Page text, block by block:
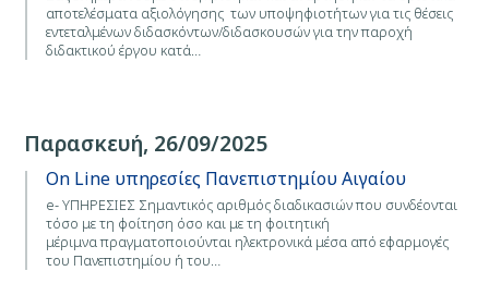
αποτελέσματα αξιολόγησης των υποψηφιοτήτων για τις θέσεις
εντεταλμένων διδασκόντων/διδασκουσών για την παροχή
διδακτικού έργου κατά…
Παρασκευή, 26/09/2025
On Line υπηρεσίες Πανεπιστημίου Αιγαίου
e- ΥΠΗΡΕΣΙΕΣ Σημαντικός αριθμός διαδικασιών που συνδέονται
τόσο με τη φοίτηση όσο και με τη φοιτητική
μέριμνα πραγματοποιούνται ηλεκτρονικά μέσα από εφαρμογές
του Πανεπιστημίου ή του…